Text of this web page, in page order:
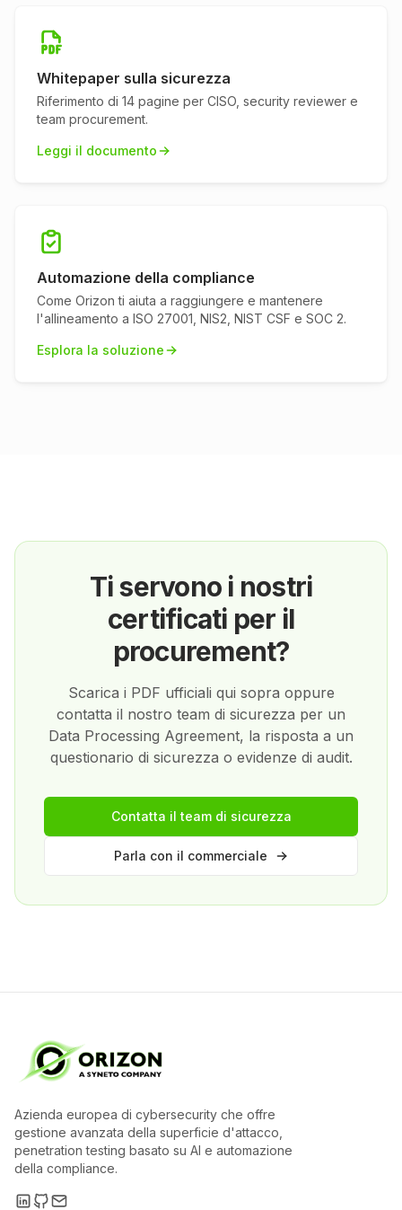
Whitepaper sulla sicurezza
Riferimento di 14 pagine per CISO, security reviewer e
team procurement.
Leggi il documento
Automazione della compliance
Come Orizon ti aiuta a raggiungere e mantenere
l'allineamento a ISO 27001, NIS2, NIST CSF e SOC 2.
Esplora la soluzione
Ti servono i nostri
certificati per il
procurement?
Scarica i PDF ufficiali qui sopra oppure
contatta il nostro team di sicurezza per un
Data Processing Agreement, la risposta a un
questionario di sicurezza o evidenze di audit.
Contatta il team di sicurezza
Parla con il commerciale
Azienda europea di cybersecurity che offre
gestione avanzata della superficie d'attacco,
penetration testing basato su AI e automazione
della compliance.